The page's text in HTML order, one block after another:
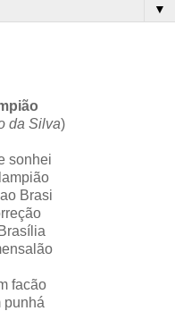
▼
da Silva)
sonhei
Brasi
facão
punhá